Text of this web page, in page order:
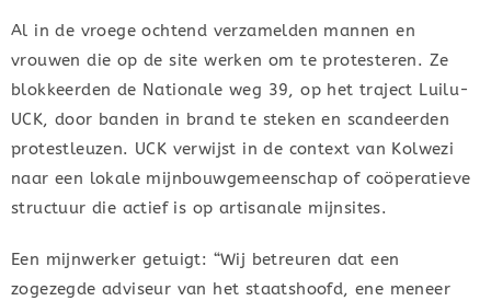
Al in de vroege ochtend verzamelden mannen en
vrouwen die op de site werken om te protesteren. Ze
blokkeerden de Nationale weg 39, op het traject Luilu-
UCK, door banden in brand te steken en scandeerden
protestleuzen. UCK verwijst in de context van Kolwezi
naar een lokale mijnbouwgemeenschap of coöperatieve
structuur die actief is op artisanale mijnsites.
Een mijnwerker getuigt: “Wij betreuren dat een
zogezegde adviseur van het staatshoofd, ene meneer